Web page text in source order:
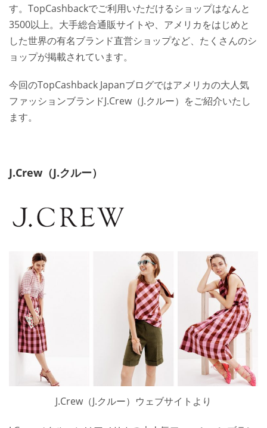
ブログ
す。TopCashbackでご利用いただけるショップはなんと
3500以上。大手総合通販サイトや、アメリカをはじめと
した世界の有名ブランド直営ショップなど、たくさんのシ
ョップが掲載されています。
今回のTopCashback Japanブログではアメリカの大人気
ファッションブランドJ.Crew（J.クルー）をご紹介いたし
ます。
J.Crew（J.クルー）
J.Crew（J.クルー）ウェブサイトより